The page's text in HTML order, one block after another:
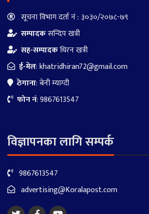
सूचना विभाग दर्ता नं : ३०३०/२०७८-७९
सम्पादकसन्दिप खत्री
सह-सम्पादकधिरन खत्री
ई-मेल:khatridhiran72@gmail.com
ठेगाना: बेनी म्याग्दी
फोन नं: 9867613547
विज्ञापनका लागि सम्पर्क
9867613547
advertising@Koralapost.com